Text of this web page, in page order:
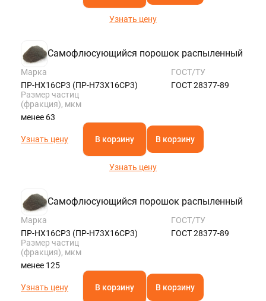
Узнать цену
Самофлюсующийся порошок распыленный
Марка
ПР-НХ16СР3 (ПР-Н73Х16СР3)
ГОСТ/ТУ
ГОСТ 28377-89
Размер частиц
(фракция), мкм
менее 63
Узнать цену В корзину В корзину
Узнать цену
Самофлюсующийся порошок распыленный
Марка
ПР-НХ16СР3 (ПР-Н73Х16СР3)
ГОСТ/ТУ
ГОСТ 28377-89
Размер частиц
(фракция), мкм
менее 125
Узнать цену В корзину В корзину